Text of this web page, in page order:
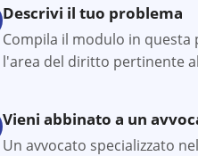
Descrivi il tuo problema
Compila il modulo in
l'area del diritto pertinente
Vieni abbinato a un
Un avvocato specializzato